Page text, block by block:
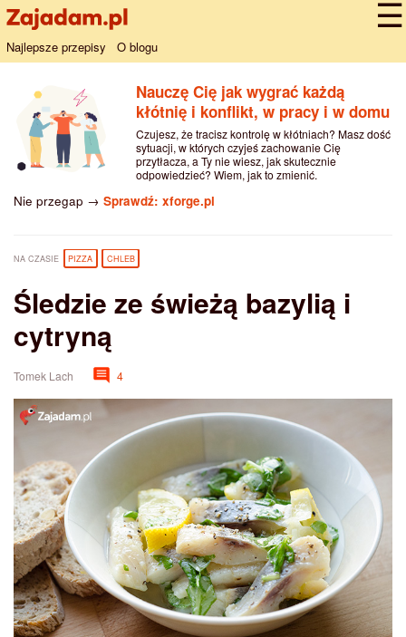
Najlepsze przepisy O blogu
Nauczę Cię jak wygrać każdą
kłótnię i konflikt, w pracy i w domu
Czujesz, że tracisz kontrolę w kłótniach? Masz dość
sytuacji, w których czyjeś zachowanie Cię
przytłacza, a Ty nie wiesz, jak skutecznie
odpowiedzieć? Wiem, jak to zmienić.
Nie przegap → Sprawdź: xforge.pl
NA CZASIE PIZZA CHLEB
Śledzie ze świeżą bazylią i
cytryną
Tomek Lach 4